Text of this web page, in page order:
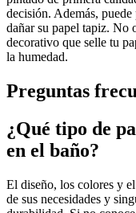
decisión. Además,
dañar su papel tapiz. No
decorativo que selle tu
la humedad.
Preguntas
¿Qué tipo de
en el baño?
El diseño, los colores y
de sus necesidades y